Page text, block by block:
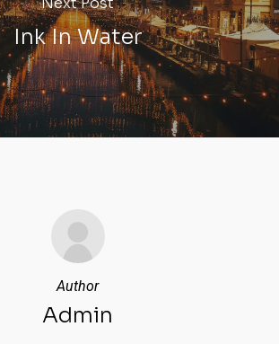
Ink In Water
Author
Admin